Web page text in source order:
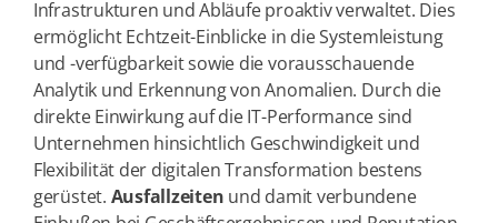
Infrastrukturen und Abläufe proaktiv verwaltet. Dies
ermöglicht Echtzeit-Einblicke in die Systemleistung
und -verfügbarkeit sowie die vorausschauende
Analytik und Erkennung von Anomalien. Durch die
direkte Einwirkung auf die IT-Performance sind
Unternehmen hinsichtlich Geschwindigkeit und
Flexibilität der digitalen Transformation bestens
gerüstet. Ausfallzeiten und damit verbundene